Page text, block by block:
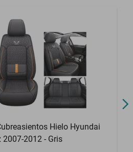
Hielo Hyundai
2007-2012 - Gris